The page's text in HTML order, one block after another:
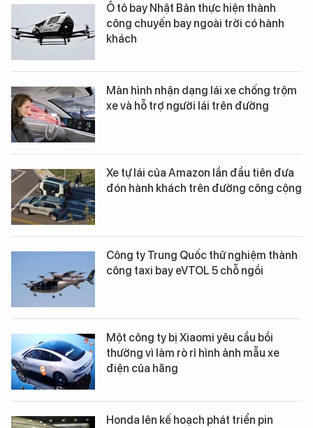
Ô tô bay Nhật Bản thực hiện thành
công chuyến bay ngoài trời có hành
khách
Màn hình nhận dạng lái xe chống trộm
xe và hỗ trợ người lái trên đường
Xe tự lái của Amazon lần đầu tiên đưa
đón hành khách trên đường công cộng
Công ty Trung Quốc thử nghiệm thành
công taxi bay eVTOL 5 chỗ ngồi
Một công ty bị Xiaomi yêu cầu bồi
thường vì làm rò rỉ hình ảnh mẫu xe
điện của hãng
Honda lên kế hoạch phát triển pin